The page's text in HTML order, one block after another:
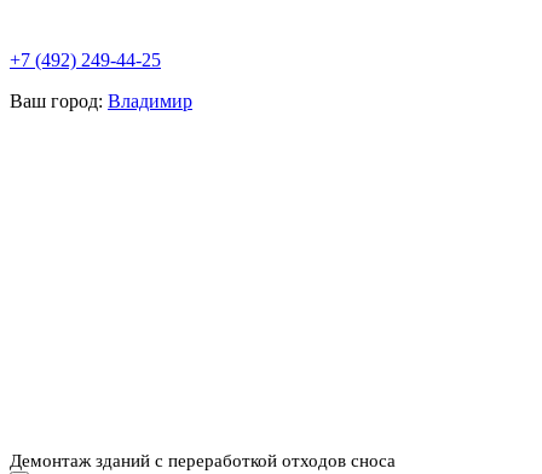
+7 (492) 249-44-25
Ваш город: Владимир
Демонтаж зданий с переработкой отходов сноса